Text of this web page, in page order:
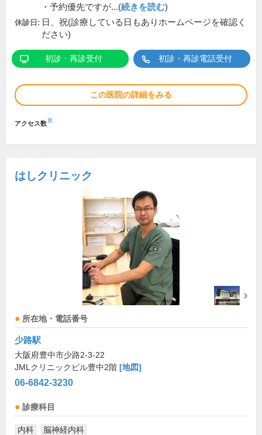
・予約優先ですが...(続きを読む)
休診日: 日、祝(診療している日もありホームページを確認く
ださい)
初診・再診受付 初診・再診電話受付
この医院の詳細をみる
アクセス数※
はしクリニック
所在地・電話番号
少路駅
大阪府豊中市少路2-3-22
JMLクリニックビル豊中2階 [地図]
06-6842-3230
診療科目
内科 脳神経内科